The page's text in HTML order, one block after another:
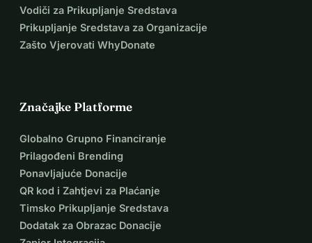
Vodiči za Prikupljanje Sredstava
Prikupljanje Sredstava za Organizacije
Zašto Vjerovati WhyDonate
Značajke Platforme
Globalno Grupno Financiranje
Prilagođeni Brending
Ponavljajuće Donacije
QR kod i Zahtjevi za Plaćanje
Timsko Prikupljanje Sredstava
Dodatak za Obrazac Donacije